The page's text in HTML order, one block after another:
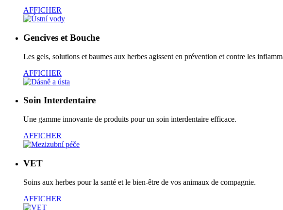
AFFICHER
Gencives et Bouche
Les gels, solutions et baumes aux herbes agissent en prévention et contre les
AFFICHER
Soin Interdentaire
Une gamme innovante de produits pour un soin interdentaire efficace.
AFFICHER
VET
Soins aux herbes pour la santé et le bien-être de vos animaux de compagnie.
AFFICHER